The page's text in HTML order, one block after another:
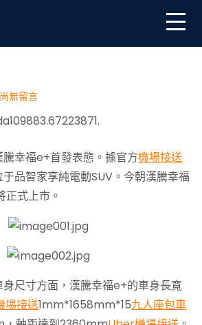
里 漢騰純電動SUV幸福e+即玩翻天
尚無留言
幸福e+首發表態。據官方機場接送
品智家享純電動SUV。今朝漢騰幸福
式上市。
身尺寸方面，漢騰幸福e+的車身長寬
場接送1mm*1658mm*15九人座包車